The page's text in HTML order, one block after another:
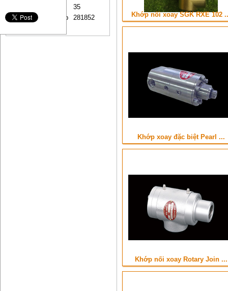
35
Lượt truy cập
281852 Khớp nối xoay SGK RXE 102
Khớp xoay đặc biệt Pearl ...
Khớp nối xoay Rotary Join ...